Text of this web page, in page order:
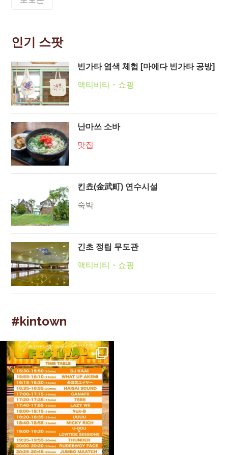
인기 스팟
빈가타 염색 체험 [마에다 빈가타 공방]
액티비티・쇼핑
난마쓰 소바
맛집
킨쵸(金武町) 연수시설
숙박
긴초 정립 무도관
액티비티・쇼핑
#kintown